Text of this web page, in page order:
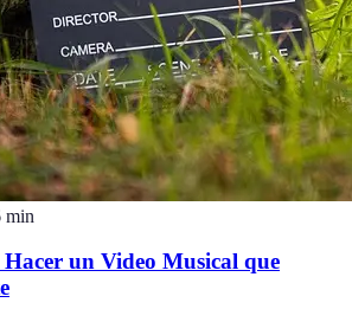
min
un Video Musical que